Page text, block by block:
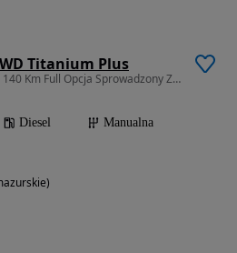
Titanium Plus
1997 cm3 • 140 KM • 2.0TDCi 140 Km Full Opcja Sprowadzony Zarejestrowany
Diesel
Manualna